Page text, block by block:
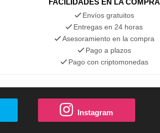
Envíos gratuitos
Entregas en 24 horas
Asesoramiento en la compra
Pago a plazos
Pago con criptomonedas
Instagram